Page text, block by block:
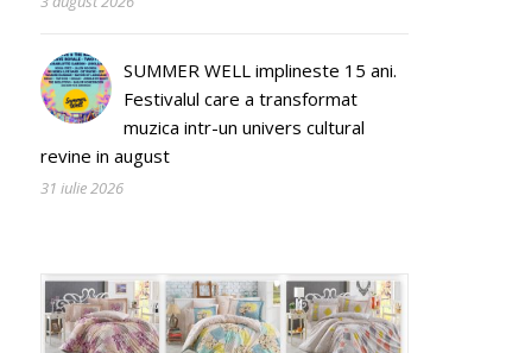
SUMMER WELL implineste 15 ani.
Festivalul care a transformat
muzica intr-un univers cultural
revine in august
31 iulie 2026